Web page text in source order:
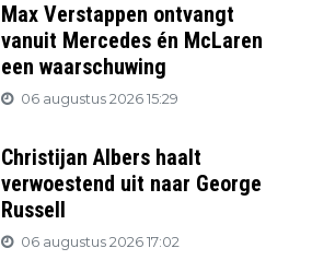
Max Verstappen ontvangt
vanuit Mercedes én McLaren
een waarschuwing
06 augustus 2026 15:29
Christijan Albers haalt
verwoestend uit naar George
Russell
06 augustus 2026 17:02